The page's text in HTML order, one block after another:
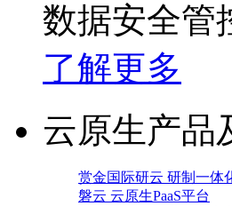
数据安全管
了解更多
云原生产品
赏金国际研云 研制一体
磐云 云原生PaaS平台